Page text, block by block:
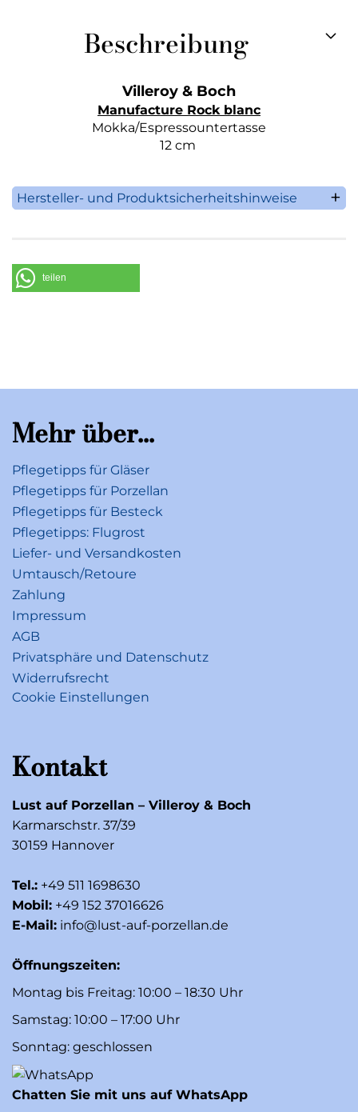
Beschreibung
Villeroy & Boch
Manufacture Rock blanc
Mokka/Espressountertasse
12 cm
Hersteller- und Produktsicherheitshinweise
Telefon: +49 (0) 68 64 / 81 0
teilen
Mehr über...
Pflegetipps für Gläser
Pflegetipps für Porzellan
Pflegetipps für Besteck
Pflegetipps: Flugrost
Liefer- und Versandkosten
Umtausch/Retoure
Zahlung
Impressum
AGB
Privatsphäre und Datenschutz
Widerrufsrecht
Cookie Einstellungen
Kontakt
Lust auf Porzellan – Villeroy & Boch
Karmarschstr. 37/39
30159 Hannover
Tel.: +49 511 1698630
Mobil: +49 152 37016626
E-Mail: info@lust-auf-porzellan.de
Öffnungszeiten:
Montag bis Freitag: 10:00 – 18:30 Uhr
Samstag: 10:00 – 17:00 Uhr
Sonntag: geschlossen
Chatten Sie mit uns auf WhatsApp